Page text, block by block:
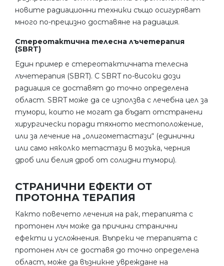
новите радиационни техники също осигуряват
много по-прецизно доставяне на радиация.
Стереотактична телесна лъчетерапия
(SBRT)
Един пример е стереотактичната телесна
лъчетерапия (SBRT). С SBRT по-високи дози
радиация се доставят до точно определена
област. SBRT може да се използва с лечебна цел за
тумори, които не могат да бъдат отстранени
хирургически поради тяхното местоположение,
или за лечение на „олигометастази“ (единични
или само няколко метастази в мозъка, черния
дроб или белия дроб от солидни тумори).
СТРАНИЧНИ ЕФЕКТИ ОТ
ПРОТОННА ТЕРАПИЯ
Както повечето лечения на рак, терапията с
протонен лъч може да причини странични
ефекти и усложнения. Въпреки че терапията с
протонен лъч се доставя до точно определена
област, може да възникне увреждане на